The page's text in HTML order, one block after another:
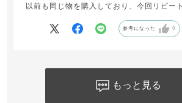
以前も同じ物を購入しており、今回リピー
参考になった 0
もっと見る